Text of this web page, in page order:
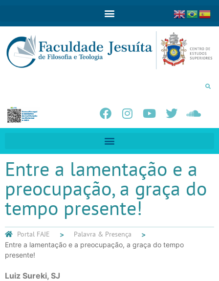
Entre a lamentação e a
preocupação, a graça do
tempo presente!
Portal FAJE Palavra & Presença
Entre a lamentação e a preocupação, a graça do tempo
presente!
Luiz Sureki, SJ